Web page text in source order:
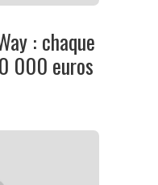
: chaque
000 euros